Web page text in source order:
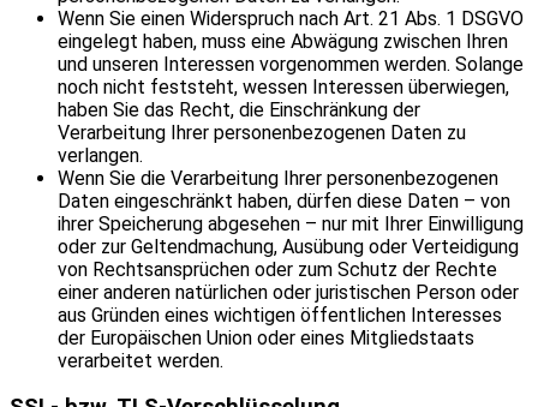
Wenn Sie einen Widerspruch nach Art. 21 Abs. 1 DSGVO
eingelegt haben, muss eine Abwägung zwischen Ihren
und unseren Interessen vorgenommen werden. Solange
noch nicht feststeht, wessen Interessen überwiegen,
haben Sie das Recht, die Einschränkung der
Verarbeitung Ihrer personenbezogenen Daten zu
verlangen.
Wenn Sie die Verarbeitung Ihrer personenbezogenen
Daten eingeschränkt haben, dürfen diese Daten – von
ihrer Speicherung abgesehen – nur mit Ihrer Einwilligung
oder zur Geltendmachung, Ausübung oder Verteidigung
von Rechtsansprüchen oder zum Schutz der Rechte
einer anderen natürlichen oder juristischen Person oder
aus Gründen eines wichtigen öffentlichen Interesses
der Europäischen Union oder eines Mitgliedstaats
verarbeitet werden.